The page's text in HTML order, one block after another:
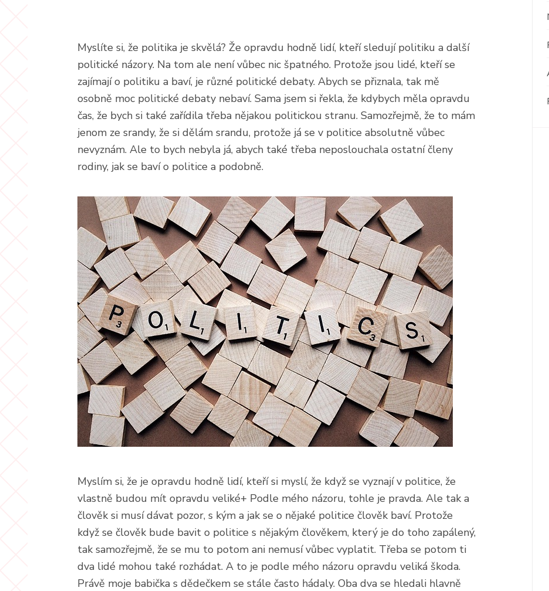
Myslíte si, že politika je skvělá? Že opravdu hodně lidí, kteří sledují politiku a další
politické názory. Na tom ale není vůbec nic špatného. Protože jsou lidé, kteří se
zajímají o politiku a baví, je různé politické debaty. Abych se přiznala, tak mě
osobně moc politické debaty nebaví. Sama jsem si řekla, že kdybych měla opravdu
čas, že bych si také zařídila třeba nějakou politickou stranu. Samozřejmě, že to mám
jenom ze srandy, že si dělám srandu, protože já se v politice absolutně vůbec
nevyznám. Ale to bych nebyla já, abych také třeba neposlouchala ostatní členy
rodiny, jak se baví o politice a podobně.
Myslím si, že je opravdu hodně lidí, kteří si myslí, že když se vyznají v politice, že
vlastně budou mít opravdu veliké+ Podle mého názoru, tohle je pravda. Ale tak a
člověk si musí dávat pozor, s kým a jak se o nějaké politice člověk baví. Protože
když se člověk bude bavit o politice s nějakým člověkem, který je do toho zapálený,
tak samozřejmě, že se mu to potom ani nemusí vůbec vyplatit. Třeba se potom ti
dva lidé mohou také rozhádat. A to je podle mého názoru opravdu veliká škoda.
Právě moje babička s dědečkem se stále často hádaly. Oba dva se hledali hlavně